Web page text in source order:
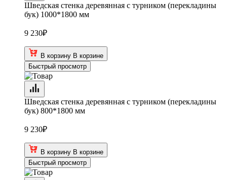
Шведская стенка деревянная с турником (перекладины
бук) 1000*1800 мм
9 230₽
В корзину В корзине
Быстрый просмотр
Шведская стенка деревянная с турником (перекладины
бук) 800*1800 мм
9 230₽
В корзину В корзине
Быстрый просмотр